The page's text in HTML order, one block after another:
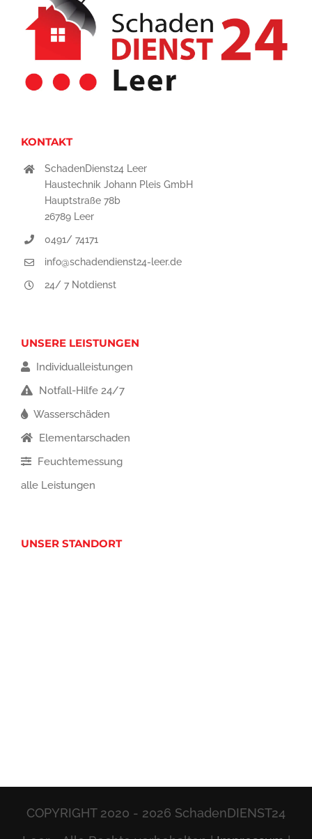
KONTAKT
SchadenDienst24 Leer
Haustechnik Johann Pleis GmbH
Hauptstraße 78b
26789 Leer
0491/ 74171
info@schadendienst24-leer.de
24/ 7 Notdienst
UNSERE LEISTUNGEN
Individualleistungen
Notfall-Hilfe 24/7
Wasserschäden
Elementarschaden
Feuchtemessung
alle Leistungen
UNSER STANDORT
COPYRIGHT 2020 - 2026 SchadenDIENST24